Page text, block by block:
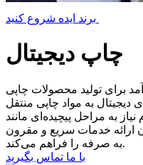
چاپ دیجیتال
برای تولید محصولات چاپی
به مواد چاپی منتقل
به مراحل پیچیده‌ای مانند
ارائه خدمات سریع و مقرون
به صرفه را فراهم می‌کند.
با ما تماس بگیرید